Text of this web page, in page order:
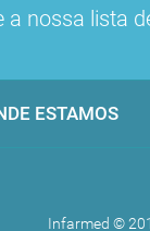
a nossa lista
ESTAMOS
Infarmed ©